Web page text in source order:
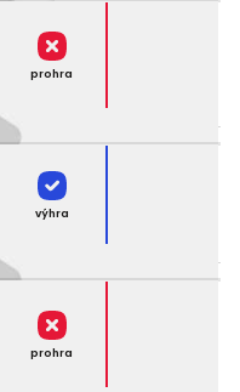
prohra
výhra
prohra